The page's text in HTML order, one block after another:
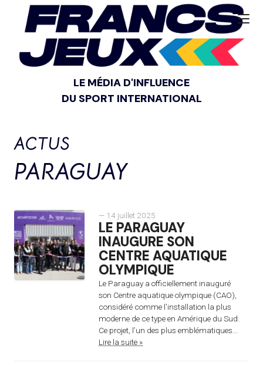
LE MÉDIA D'INFLUENCE
DU SPORT INTERNATIONAL
ACTUS
PARAGUAY
— 14 juillet 2025
LE PARAGUAY
INAUGURE SON
CENTRE AQUATIQUE
OLYMPIQUE
Le Paraguay a officiellement inauguré
son Centre aquatique olympique (CAO),
considéré comme l’installation la plus
moderne de ce type en Amérique du Sud.
Ce projet, l’un des plus emblématiques...
Lire la suite »